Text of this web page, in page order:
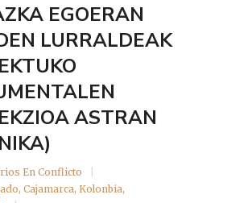
EGOERAN
LURRALDEAK
ASTRAN
En Conflicto
, Cajamarca, Kolonbia,